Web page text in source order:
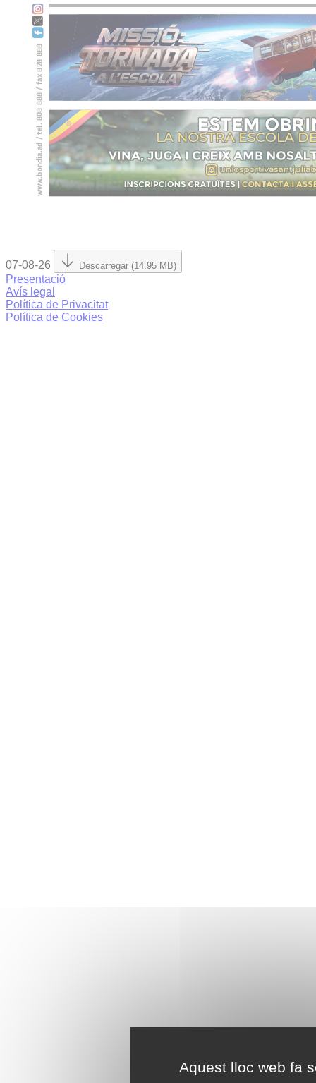
Aquest lloc web fa
07-08-26 Descarregar (14.95 MB)
Presentació
Avís legal
Política de Privacitat
Política de Cookies